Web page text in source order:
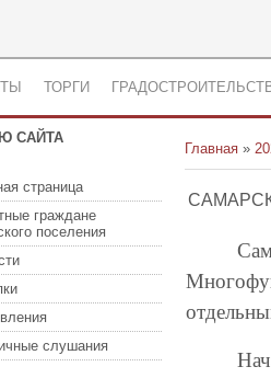
ТОРГИ
САЙТА
страница
граждане
поселения
слушания
Главная »